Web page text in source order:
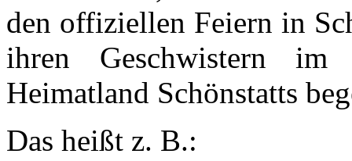
den offiziellen Feiern in
ihren Geschwistern
Heimatland Schönstatts
Das heißt z. B.: